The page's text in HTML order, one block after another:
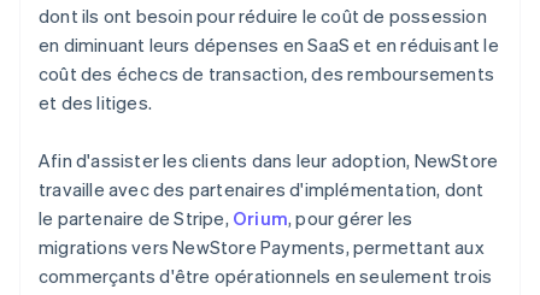
dont ils ont besoin pour réduire le coût de possession
en diminuant leurs dépenses en SaaS et en réduisant le
coût des échecs de transaction, des remboursements
et des litiges.
Afin d'assister les clients dans leur adoption, NewStore
travaille avec des partenaires d'implémentation, dont
le partenaire de Stripe, Orium, pour gérer les
migrations vers NewStore Payments, permettant aux
commerçants d'être opérationnels en seulement trois